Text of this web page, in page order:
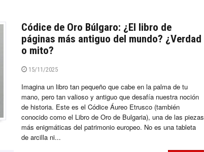
Códice de Oro Búlgaro: ¿El libro de
páginas más antiguo del mundo? ¿Verdad
o mito?
15/11/2025
Imagina un libro tan pequeño que cabe en la palma de tu
mano, pero tan valioso y antiguo que desafía nuestra noción
de historia. Este es el Códice Áureo Etrusco (también
conocido como el Libro de Oro de Bulgaria), una de las piezas
más enigmáticas del patrimonio europeo. No es una tableta
de arcilla ni...